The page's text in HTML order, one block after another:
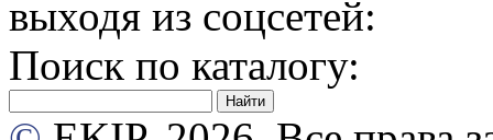
выходя из соцсетей:
Поиск по каталогу: